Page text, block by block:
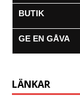
BUTIK
GE EN GÅVA
LÄNKAR